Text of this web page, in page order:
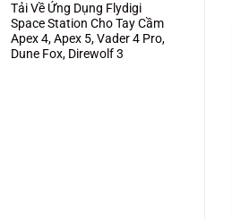
bình
luận
ở
So
Sánh
TAY
Tải Về Ứng Dụng Flydigi
Space Station Cho Tay Cầm
Apex 4, Apex 5, Vader 4 Pro,
Dune Fox, Direwolf 3